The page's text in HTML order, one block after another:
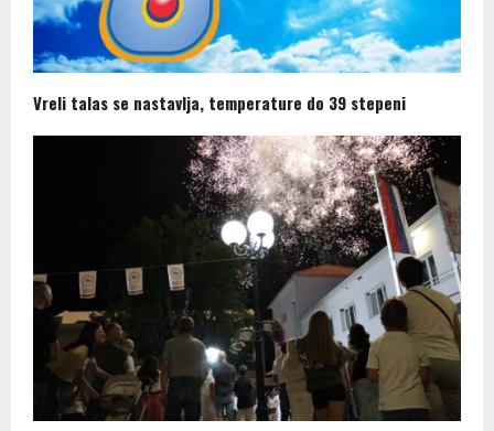
Vreli talas se nastavlja, temperature do 39 stepeni